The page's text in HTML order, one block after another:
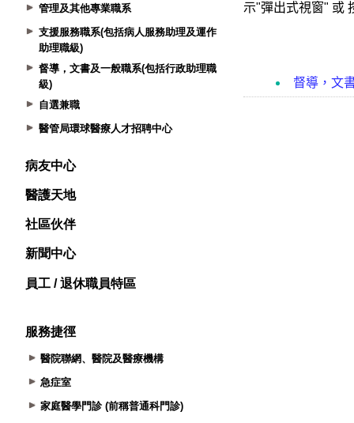
管理及其他專業職系
支援服務職系(包括病人服務助理及運作
助理職級)
督導，文書及一般職系(包括行政助理職
級)
自選兼職
醫管局環球醫療人才招聘中心
病友中心
醫護天地
社區伙伴
新聞中心
員工 / 退休職員特區
服務捷徑
醫院聯網、醫院及醫療機構
急症室
家庭醫學門診 (前稱普通科門診)